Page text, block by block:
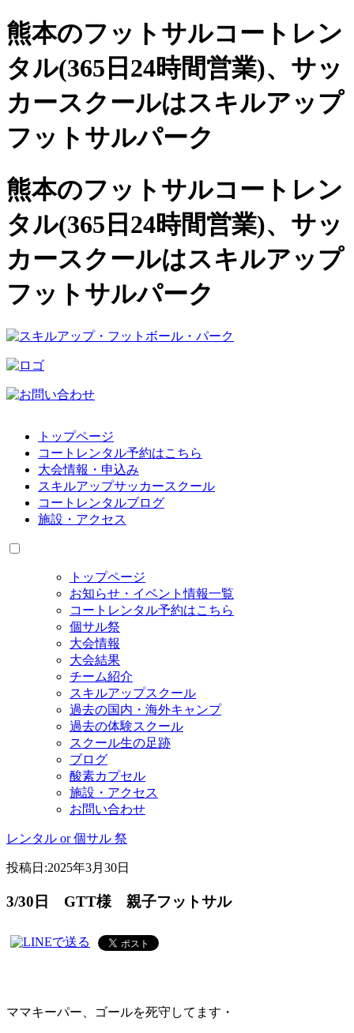
熊本のフットサルコートレン
タル(365日24時間営業)、 サッ
カースクールはスキルアップ
フットサルパーク
熊本のフットサルコートレン
タル(365日24時間営業)、サッ
カースクールはスキルアップ
フットサルパーク
トップページ
コートレンタル予約はこちら
大会情報・申込み
スキルアップサッカースクール
コートレンタルブログ
施設・アクセス
トップページ
お知らせ・イベント情報一覧
コートレンタル予約はこちら
個サル祭
大会情報
大会結果
チーム紹介
スキルアップスクール
過去の国内・海外キャンプ
過去の体験スクール
スクール生の足跡
ブログ
酸素カプセル
施設・アクセス
お問い合わせ
レンタル or 個サル 祭
投稿日:2025年3月30日
3/30日 GTT様 親子フットサル
ママキーパー、ゴールを死守してます・